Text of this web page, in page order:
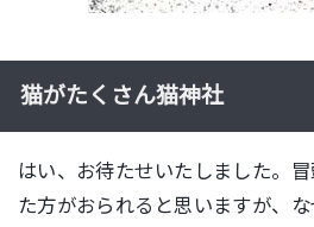
猫がたくさん猫神社
はい、お待たせいたしました。
た方がおられると思いますが、